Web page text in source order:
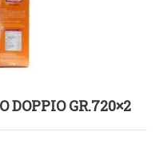
DOPPIO GR.720×2